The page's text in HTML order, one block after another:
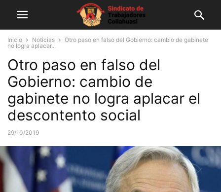
Inicio Noticias
Otro paso en falso del Gobierno: cambio de gabinete
no logra aplacar...
Otro paso en falso del
Gobierno: cambio de
gabinete no logra aplacar el
descontento social
29/10/2019